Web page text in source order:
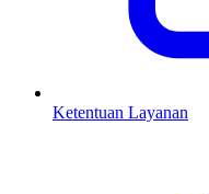
Ketentuan Layanan